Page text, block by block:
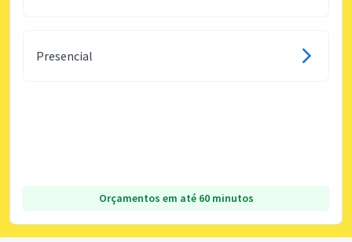
Presencial
Orçamentos em até 60 minutos